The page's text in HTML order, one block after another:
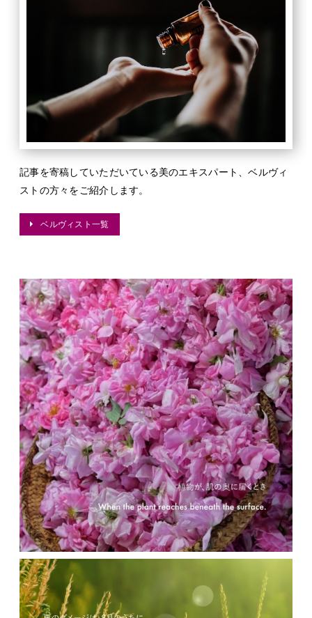
記事を寄稿していただいている美のエキスパート、ベルヴィ
ストの方々をご紹介します。
ベルヴィスト一覧